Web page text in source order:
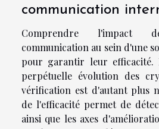
communication
Comprendre l'impact
communication au sein d'une
pour garantir leur efficacité.
perpétuelle évolution des
vérification est d'autant plus
de l'efficacité permet de
ainsi que les axes